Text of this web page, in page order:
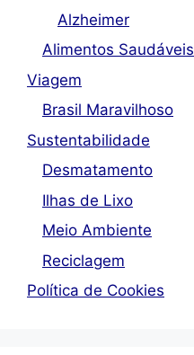
Alzheimer
Alimentos Saudáveis
Viagem
Brasil Maravilhoso
Sustentabilidade
Desmatamento
Ilhas de Lixo
Meio Ambiente
Reciclagem
Política de Cookies